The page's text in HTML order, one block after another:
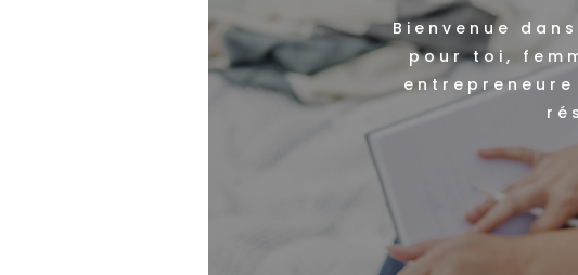
Bienvenue
pour toi,